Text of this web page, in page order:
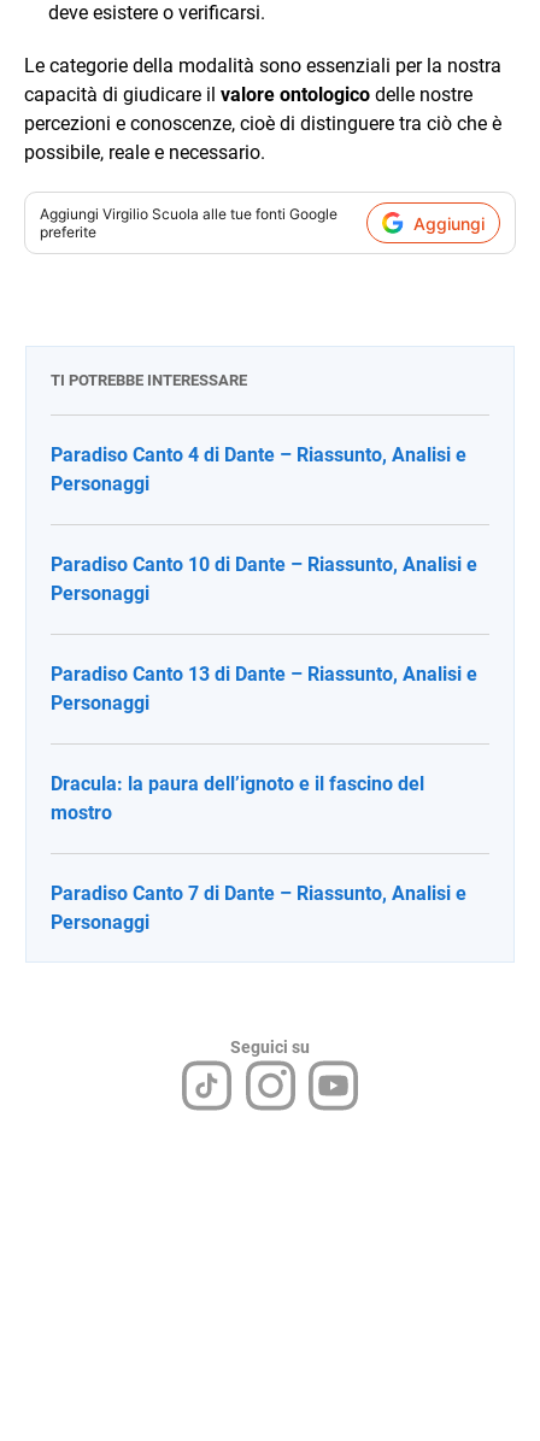
deve esistere o verificarsi.
Le categorie della modalità sono essenziali per la nostra
capacità di giudicare il valore ontologico delle nostre
percezioni e conoscenze, cioè di distinguere tra ciò che è
possibile, reale e necessario.
Aggiungi Virgilio Scuola alle tue fonti Google
preferite
Aggiungi
TI POTREBBE INTERESSARE
Paradiso Canto 4 di Dante – Riassunto, Analisi e
Personaggi
Paradiso Canto 10 di Dante – Riassunto, Analisi e
Personaggi
Paradiso Canto 13 di Dante – Riassunto, Analisi e
Personaggi
Dracula: la paura dell’ignoto e il fascino del
mostro
Paradiso Canto 7 di Dante – Riassunto, Analisi e
Personaggi
Seguici su